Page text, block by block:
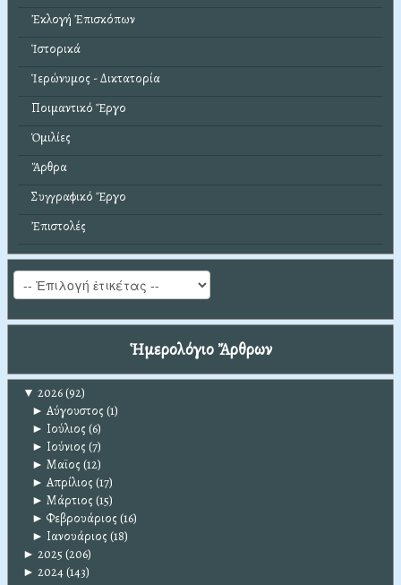
Ἐκλογή Ἐπισκόπων
Ἱστορικά
Ἱερώνυμος - Δικτατορία
Ποιμαντικό Ἔργο
Ὁμιλίες
Ἄρθρα
Συγγραφικό Ἔργο
Ἐπιστολές
Ἡμερολόγιο Ἄρθρων
▼ 2026(92)
► Αύγουστος (1)
► Ιούλιος (6)
► Ιούνιος (7)
► Μαϊος (12)
► Απρίλιος (17)
► Μάρτιος (15)
► Φεβρουάριος (16)
► Ιανουάριος (18)
► 2025 (206)
► 2024(143)